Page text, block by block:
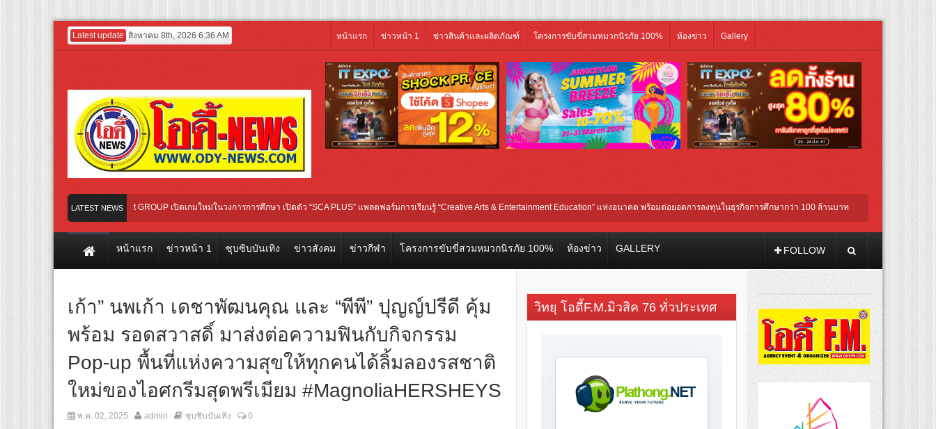
Latest update สิงหาคม 8th, 2026 6:36 AM หน้าแรก ข่าวหน้า 1 ข่าวสินค้าและผลิตภัณฑ์ โครงการขับขี่สวมหมวกนิรภัย 100% ห้องข่าว Gallery
LATEST NEWS
นำทัพ 411 Entertainment GROUP เปิดเกมใหม่ในวงการการศึกษา เปิดตัว “SCA PLUS” แพลตฟอร์มการเรียนรู้ “Creative Arts & Entertainment Education” แห่งอนาคต พร้อมต่อยอดการลงทุนในธุรกิจการศึกษากว่า 100 ล้านบาท ททท. ต้อนรับเที่ยวบินปฐมฤกษ์
วามหอม อัปความชุ่มชื่น ชวน “ญาญ่า” ปลุกกระแส ผิวโชกุ ผิวโชว์ได้ ตอบโจทย์คนรุ่นใหม่
หน้าแรก ข่าวหน้า 1 ซุบซิบบันเทิง ข่าวสังคม ข่าวกีฬา โครงการขับขี่สวมหมวกนิรภัย 100% ห้องข่าว GALLERY FOLLOW
เก้า” นพเก้า เดชาพัฒนคุณ และ “พีพี” ปุญญ์ปรีดี คุ้ม
พร้อม รอดสวาสดิ์ มาส่งต่อความฟินกับกิจกรรม
Pop-up พื้นที่แห่งความสุขให้ทุกคนได้ลิ้มลองรสชาติ
ใหม่ของไอศกรีมสุดพรีเมียม #MagnoliaHERSHEYS
พ.ค. 02, 2025 admin ซุบซิบบันเทิง 0
วิทยุ โอดี้F.M.มิวสิค 76 ทั่วประเทศ